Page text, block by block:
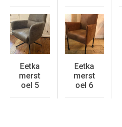
Eetka
merst
oel 5
Eetka
merst
oel 6